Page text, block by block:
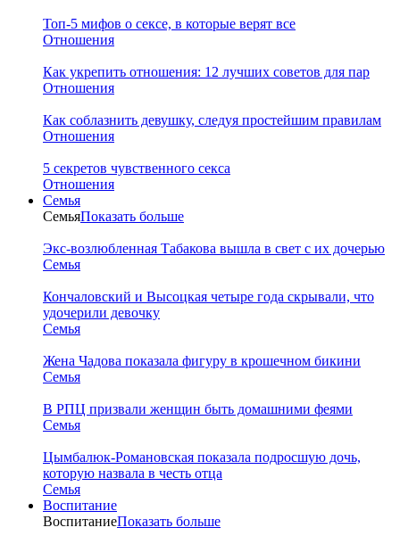
Топ-5 мифов о сексе, в которые верят все
Отношения
Как укрепить отношения: 12 лучших советов для пар
Отношения
Как соблазнить девушку, следуя простейшим правилам
Отношения
5 секретов чувственного секса
Отношения
Семья
СемьяПоказать больше
Экс-возлюбленная Табакова вышла в свет с их дочерью
Семья
Кончаловский и Высоцкая четыре года скрывали, что
удочерили девочку
Семья
Жена Чадова показала фигуру в крошечном бикини
Семья
В РПЦ призвали женщин быть домашними феями
Семья
Цымбалюк-Романовская показала подросшую дочь,
которую назвала в честь отца
Семья
Воспитание
ВоспитаниеПоказать больше